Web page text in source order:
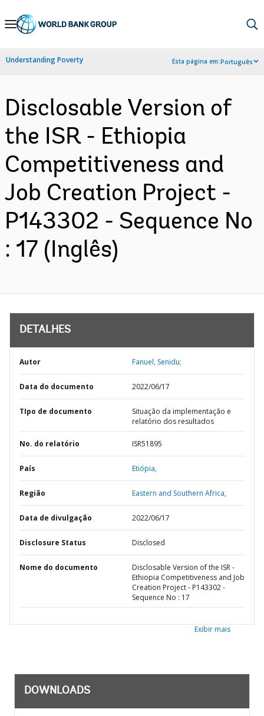
Skip
Navigation
Understanding Poverty Esta página em:Português
Disclosable Version of
the ISR - Ethiopia
Competitiveness and
Job Creation Project -
P143302 - Sequence No
: 17 (Inglês)
DETALHES
Autor Fanuel, Senidu;
Data do documento 2022/06/17
TIpo de documento
Situação da implementação e
relatório dos resultados
No. do relatório ISR51895
País Etiópia,
Região Eastern and Southern Africa,
Data de divulgação 2022/06/17
Disclosure Status Disclosed
Nome do documento
Disclosable Version of the ISR -
Ethiopia Competitiveness and Job
Creation Project - P143302 -
Sequence No : 17
Exibir mais
DOWNLOADS